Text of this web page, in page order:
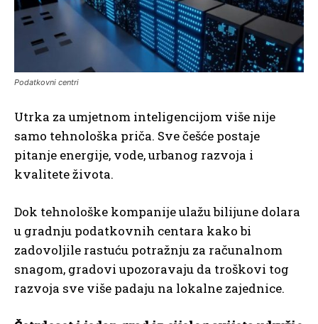
Podatkovni centri
Utrka za umjetnom inteligencijom više nije
samo tehnološka priča. Sve češće postaje
pitanje energije, vode, urbanog razvoja i
kvalitete života.
Dok tehnološke kompanije ulažu bilijune dolara
u gradnju podatkovnih centara kako bi
zadovoljile rastuću potražnju za računalnom
snagom, gradovi upozoravaju da troškovi tog
razvoja sve više padaju na lokalne zajednice.